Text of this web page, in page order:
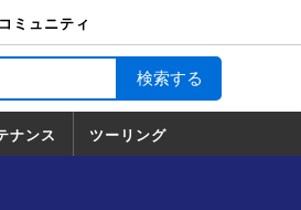
コミュニティ
ナンス ツーリング